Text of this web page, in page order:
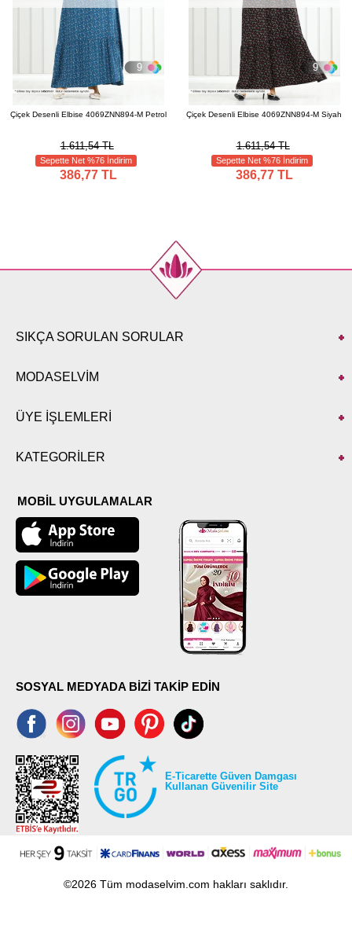
9
Çiçek Desenli Elbise 4069ZNN894-M Petrol
1.611,54 TL
Sepette Net %76 İndirim
386,77 TL
9
Çiçek Desenli Elbise 4069ZNN894-M Siyah
1.611,54 TL
Sepette Net %76 İndirim
386,77 TL
SIKÇA SORULAN SORULAR
MODASELVİM
ÜYE İŞLEMLERİ
KATEGORİLER
MOBİL UYGULAMALAR
SOSYAL MEDYADA BİZİ TAKİP EDİN
E-Ticarette Güven Damgası
Kullanan Güvenilir Site
©2026 Tüm modaselvim.com hakları saklıdır.